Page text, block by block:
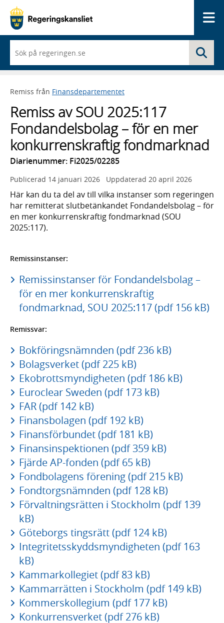
du
börjar
skriva
framträder
lista
med
sökförslag
Remiss från Finansdepartementet
Remiss av SOU 2025:117
Fondandelsbolag – för en mer
konkurrenskraftig fondmarknad
Diarienummer: Fi2025/02285
Publicerad 14 januari 2026 Uppdaterad 20 april 2026
Här kan du ta del av till vilka instanser som regeringen
har remitterat slutbetänkandet Fondandelsbolag – för
en mer konkurrenskraftig fondmarknad (SOU
2025:117).
Remissinstanser:
Remissinstanser för Fondandelsbolag –
för en mer konkurrenskraftig
fondmarknad, SOU 2025:117 (pdf 156 kB)
Remissvar:
Bokföringsnämnden (pdf 236 kB)
Bolagsverket (pdf 225 kB)
Ekobrottsmyndigheten (pdf 186 kB)
Euroclear Sweden (pdf 173 kB)
FAR (pdf 142 kB)
Finansbolagen (pdf 192 kB)
Finansförbundet (pdf 181 kB)
Finansinspektionen (pdf 359 kB)
Fjärde AP-fonden (pdf 65 kB)
Fondbolagens förening (pdf 215 kB)
Fondtorgsnämnden (pdf 128 kB)
Förvaltningsrätten i Stockholm (pdf 139
kB)
Göteborgs tingsrätt (pdf 124 kB)
Integritetsskyddsmyndigheten (pdf 163
kB)
Kammarkollegiet (pdf 83 kB)
Kammarrätten i Stockholm (pdf 149 kB)
Kommerskollegium (pdf 177 kB)
Konkurrensverket (pdf 276 kB)